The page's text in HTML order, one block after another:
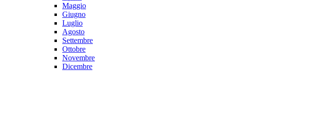
Maggio
Giugno
Luglio
Agosto
Settembre
Ottobre
Novembre
Dicembre